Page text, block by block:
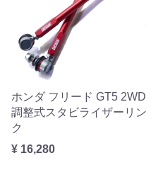
ホンダ フリード GT5 2WD
調整式スタビライザーリン
ク
¥ 16,280